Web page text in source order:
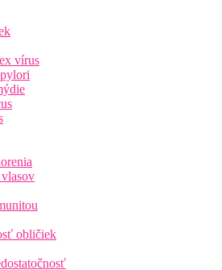
vírus
obličiek